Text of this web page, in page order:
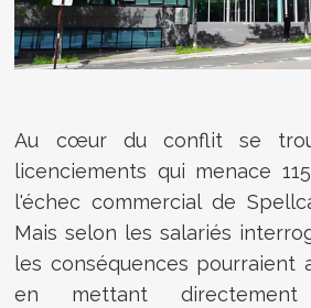
Au cœur du conflit se
licenciements qui menace
l'échec commercial de
Mais selon les salariés
les conséquences pourraient
en mettant